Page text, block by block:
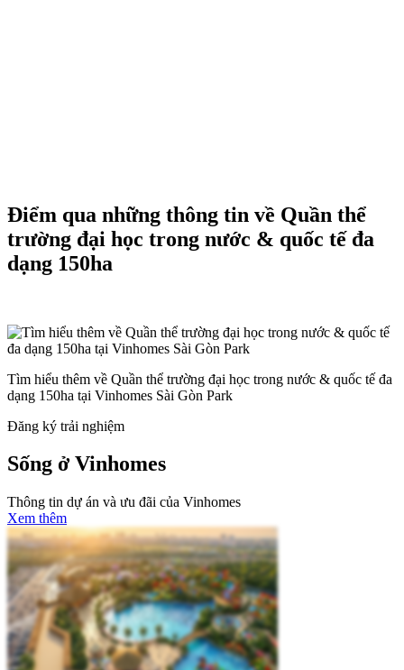
Điểm qua những thông tin về Quần thể
trường đại học trong nước & quốc tế đa
dạng 150ha
Tìm hiểu thêm về Quần thể trường đại học trong nước & quốc tế đa
dạng 150ha tại Vinhomes Sài Gòn Park
Đăng ký trải nghiệm
Sống ở Vinhomes
Thông tin dự án và ưu đãi của Vinhomes
Xem thêm